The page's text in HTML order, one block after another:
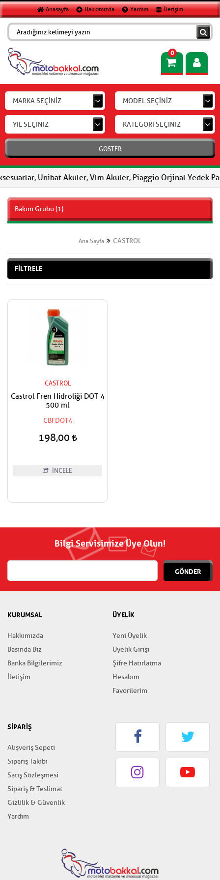
Anasayfa Hakkımızda Yardım İletişim
0
MARKA SEÇİNİZ MODEL SEÇİNİZ
YIL SEÇİNİZ KATEGORİ SEÇİNİZ
GÖSTER
Unibat Aküler, Vlm Aküler, Piaggio Orjinal Yedek
Bakım Grubu (1)
Ana Sayfa CASTROL
FİLTRELE
CASTROL
Castrol Fren Hidroliği DOT 4
500 ml
CBFDOT4
198,00
İNCELE
Bilgi Servisimize Üye Olun!
GÖNDER
KURUMSAL
Hakkımızda
Basında Biz
Banka Bilgilerimiz
İletişim
ÜYELİK
Yeni Üyelik
Üyelik Girişi
Şifre Hatırlatma
Hesabım
Favorilerim
SİPARİŞ
Alışveriş Sepeti
Sipariş Takibi
Satış Sözleşmesi
Sipariş & Teslimat
Gizlilik & Güvenlik
Yardım